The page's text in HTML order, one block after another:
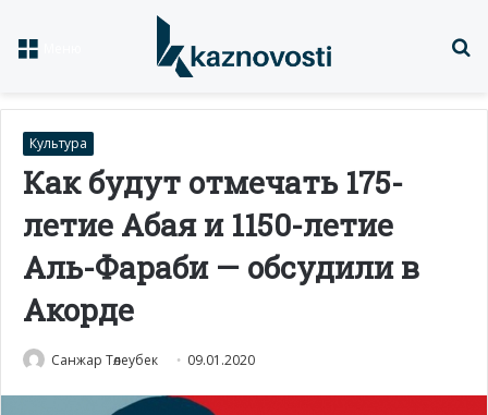
Культура
Как будут отмечать 175-
летие Абая и 1150-летие
Аль-Фараби — обсудили в
Акорде
Санжар Төлеубек 09.01.2020